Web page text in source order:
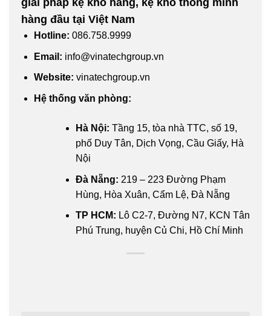
giải pháp kệ kho hàng, kệ kho thông minh
hàng đầu tại Việt Nam
Hotline: 086.758.9999
Email : info@vinatechgroup.vn
Website: vinatechgroup.vn
Hệ thống văn phòng:
Hà Nội: Tầng 15, tòa nhà TTC, số 19,
phố Duy Tân, Dịch Vọng, Cầu Giấy, Hà
Nội
Đà Nẵng: 219 – 223 Đường Phạm
Hùng, Hòa Xuân, Cẩm Lệ, Đà Nẵng
TP HCM: Lô C2-7, Đường N7, KCN Tân
Phú Trung, huyện Củ Chi, Hồ Chí Minh